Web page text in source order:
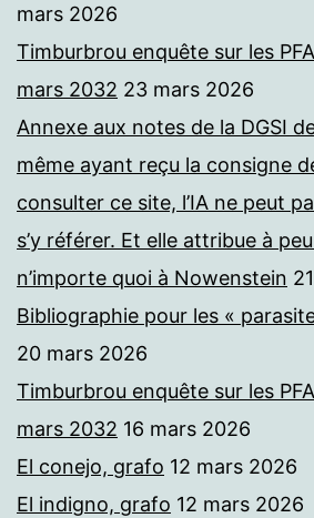
mars 2026
Timburbrou enquête sur les
mars 2032 23 mars 2026
Annexe aux notes de la DGSI
même ayant reçu la consigne
consulter ce site, l’IA ne peut
s’y référer. Et elle attribue à
n’importe quoi à Nowenstein
Bibliographie pour les «
20 mars 2026
Timburbrou enquête sur les
mars 2032 16 mars 2026
El conejo, grafo 12 mars 2026
El indigno, grafo 12 mars 2026